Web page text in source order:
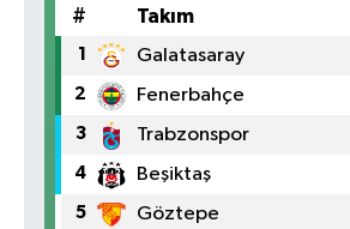
# Takım
1 Galatasaray
2 Fenerbahçe
3 Trabzonspor
4 Beşiktaş
5 Göztepe